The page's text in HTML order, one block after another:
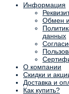
Информация
Обмен
данных
О компании
Скидки и
Доставка и
Как купить?